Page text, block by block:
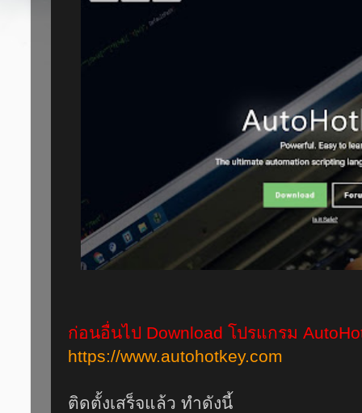
ก่อนอื่นไป Download โปรแกรม
https://www.autohotkey.com
ติดตั้งเสร็จแล้ว ทำดังนี้